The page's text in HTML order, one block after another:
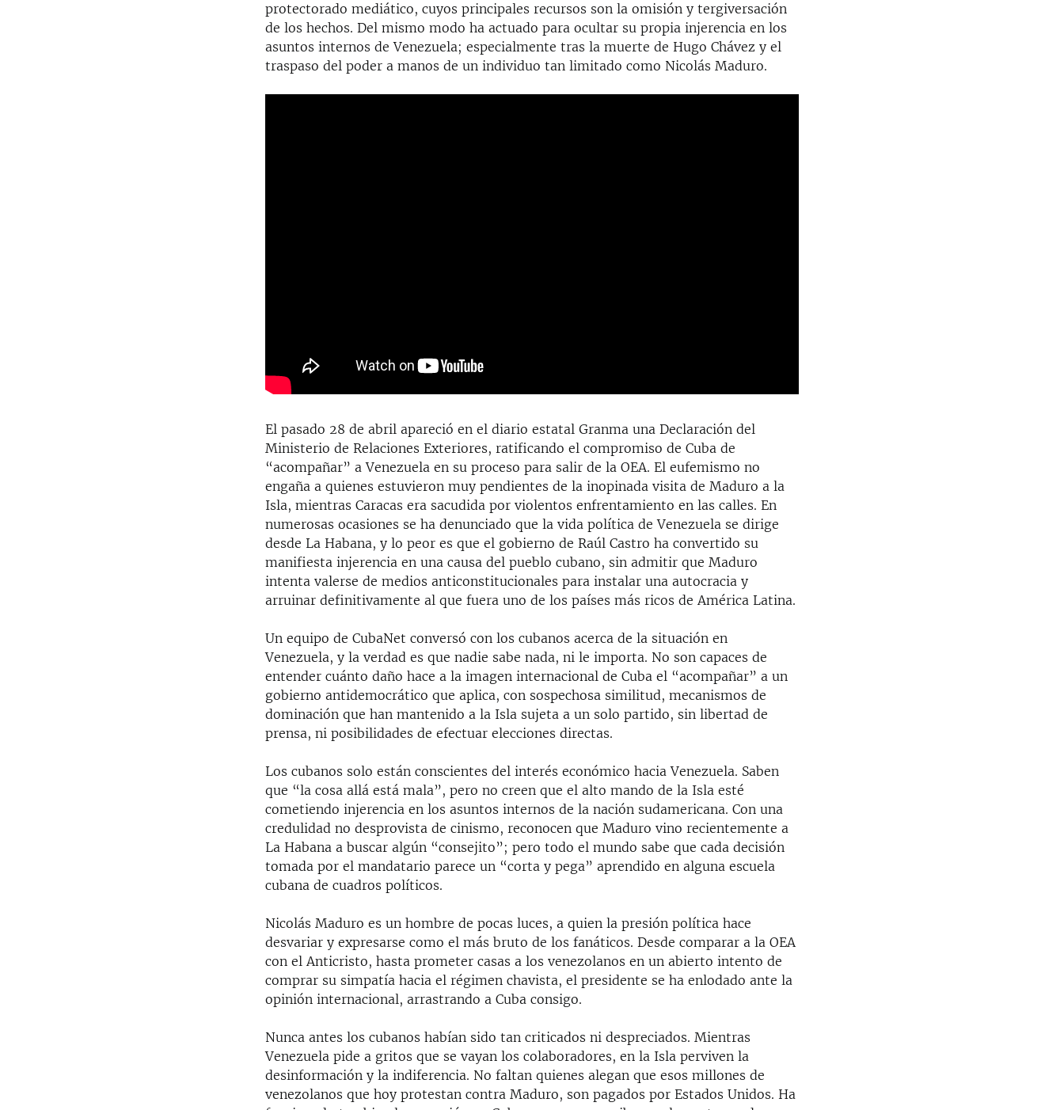
protectorado mediático, cuyos principales recursos son la omisión y tergiversación
de los hechos. Del mismo modo ha actuado para ocultar su propia injerencia en los
asuntos internos de Venezuela; especialmente tras la muerte de Hugo Chávez y el
traspaso del poder a manos de un individuo tan limitado como Nicolás Maduro.
El pasado 28 de abril apareció en el diario estatal Granma una Declaración del
Ministerio de Relaciones Exteriores, ratificando el compromiso de Cuba de
“acompañar” a Venezuela en su proceso para salir de la OEA. El eufemismo no
engaña a quienes estuvieron muy pendientes de la inopinada visita de Maduro a la
Isla, mientras Caracas era sacudida por violentos enfrentamiento en las calles. En
numerosas ocasiones se ha denunciado que la vida política de Venezuela se dirige
desde La Habana, y lo peor es que el gobierno de Raúl Castro ha convertido su
manifiesta injerencia en una causa del pueblo cubano, sin admitir que Maduro
intenta valerse de medios anticonstitucionales para instalar una autocracia y
arruinar definitivamente al que fuera uno de los países más ricos de América Latina.
Un equipo de CubaNet conversó con los cubanos acerca de la situación en
Venezuela, y la verdad es que nadie sabe nada, ni le importa. No son capaces de
entender cuánto daño hace a la imagen internacional de Cuba el “acompañar” a un
gobierno antidemocrático que aplica, con sospechosa similitud, mecanismos de
dominación que han mantenido a la Isla sujeta a un solo partido, sin libertad de
prensa, ni posibilidades de efectuar elecciones directas.
Los cubanos solo están conscientes del interés económico hacia Venezuela. Saben
que “la cosa allá está mala”, pero no creen que el alto mando de la Isla esté
cometiendo injerencia en los asuntos internos de la nación sudamericana. Con una
credulidad no desprovista de cinismo, reconocen que Maduro vino recientemente a
La Habana a buscar algún “consejito”; pero todo el mundo sabe que cada decisión
tomada por el mandatario parece un “corta y pega” aprendido en alguna escuela
cubana de cuadros políticos.
Nicolás Maduro es un hombre de pocas luces, a quien la presión política hace
desvariar y expresarse como el más bruto de los fanáticos. Desde comparar a la OEA
con el Anticristo, hasta prometer casas a los venezolanos en un abierto intento de
comprar su simpatía hacia el régimen chavista, el presidente se ha enlodado ante la
opinión internacional, arrastrando a Cuba consigo.
Nunca antes los cubanos habían sido tan criticados ni despreciados. Mientras
Venezuela pide a gritos que se vayan los colaboradores, en la Isla perviven la
desinformación y la indiferencia. No faltan quienes alegan que esos millones de
venezolanos que hoy protestan contra Maduro, son pagados por Estados Unidos. Ha